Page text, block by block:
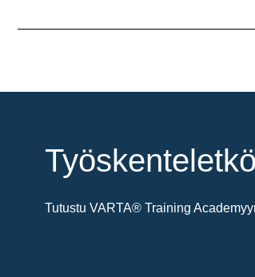
Tutustu VARTA® Training